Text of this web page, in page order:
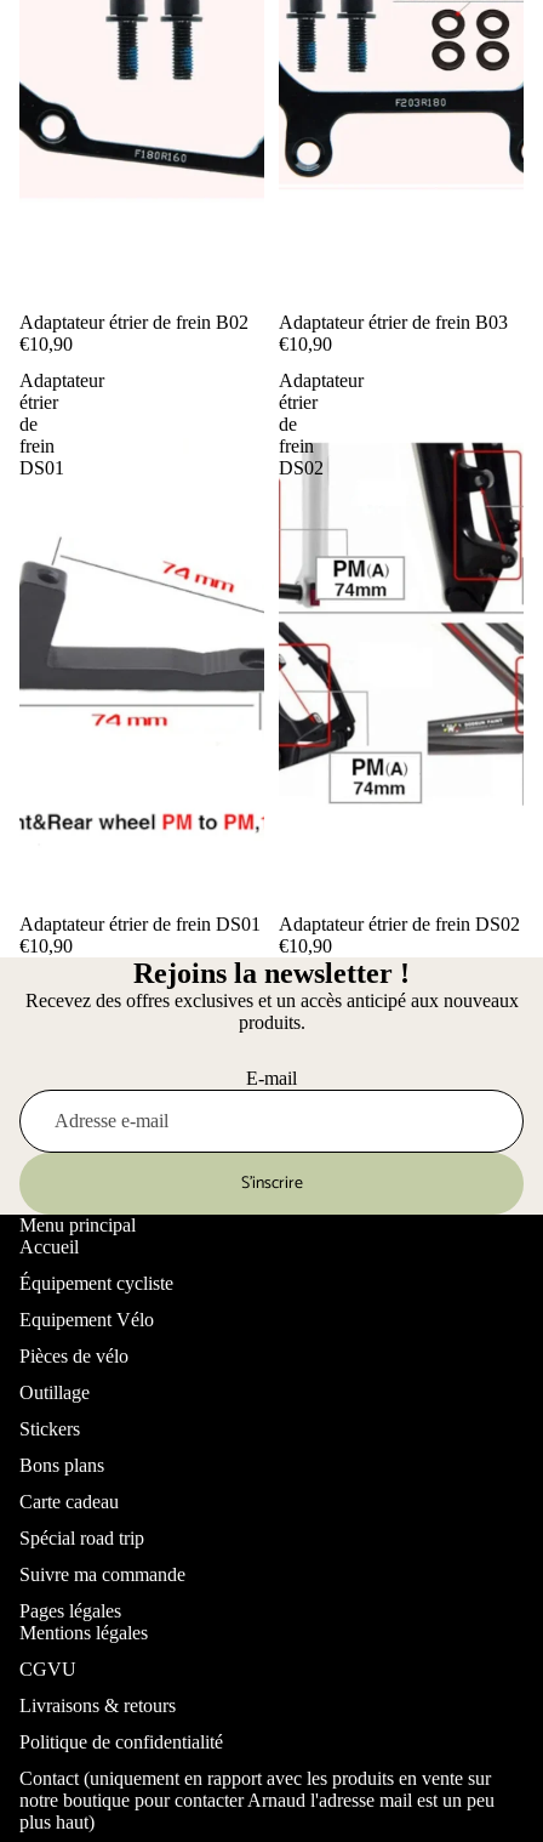
Adaptateur étrier de frein B02
€10,90
Adaptateur étrier de frein B03
€10,90
Adaptateur
étrier
de
frein
DS01
Adaptateur étrier de frein DS01
€10,90
Adaptateur
étrier
de
frein
DS02
Adaptateur étrier de frein DS02
€10,90
Rejoins la newsletter !
Recevez des offres exclusives et un accès anticipé aux nouveaux
produits.
E-mail
S’inscrire
Menu principal
Accueil
Équipement cycliste
Equipement Vélo
Pièces de vélo
Outillage
Stickers
Bons plans
Carte cadeau
Spécial road trip
Suivre ma commande
Pages légales
Mentions légales
CGVU
Livraisons & retours
Politique de confidentialité
Contact (uniquement en rapport avec les produits en vente sur
notre boutique pour contacter Arnaud l'adresse mail est un peu
plus haut)